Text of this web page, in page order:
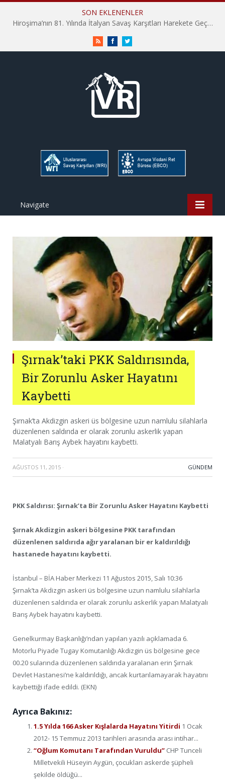
SON EKLENENLER
Hiroşima’nın 81. Yılında İtalyan Savaş Karşıtları Harekete Geçti: “Hatırlamak yeterli değil”
RSS FacebookTwitter
Navigate
Şırnak’taki PKK Saldırısında,
Bir Zorunlu Asker Hayatını
Kaybetti
Şırnak’ta Akdizgin askeri üs bölgesine uzun namlulu silahlarla
düzenlenen saldırıda er olarak zorunlu askerlik yapan
Malatyalı Barış Aybek hayatını kaybetti.
AĞUSTOS 11, 2015 · GÜNDEM
PKK Saldırısı: Şırnak’ta Bir Zorunlu Asker Hayatını Kaybetti
Şırnak Akdizgin askeri bölgesine PKK tarafından
düzenlenen saldırıda ağır yaralanan bir er kaldırıldığı
hastanede hayatını kaybetti.
İstanbul – BİA Haber Merkezi 11 Ağustos 2015, Salı 10:36
Şırnak’ta Akdizgin askeri üs bölgesine uzun namlulu silahlarla
düzenlenen saldırıda er olarak zorunlu askerlik yapan Malatyalı
Barış Aybek hayatını kaybetti.
Genelkurmay Başkanlığı’ndan yapılan yazılı açıklamada 6.
Motorlu Piyade Tugay Komutanlığı Akdizgin üs bölgesine gece
00.20 sularında düzenlenen saldırıda yaralanan erin Şırnak
Devlet Hastanesi’ne kaldırıldığı, ancak kurtarılamayarak hayatını
kaybettiği ifade edildi. (EKN)
Ayrıca Bakınız:
1.5 Yılda 166 Asker Kışlalarda Hayatını Yitirdi 1 Ocak
2012- 15 Temmuz 2013 tarihleri arasında arası intihar...
“Oğlum Komutanı Tarafından Vuruldu” CHP Tunceli
Milletvekili Hüseyin Aygün, çocukları askerde şüpheli
şekilde öldüğü...